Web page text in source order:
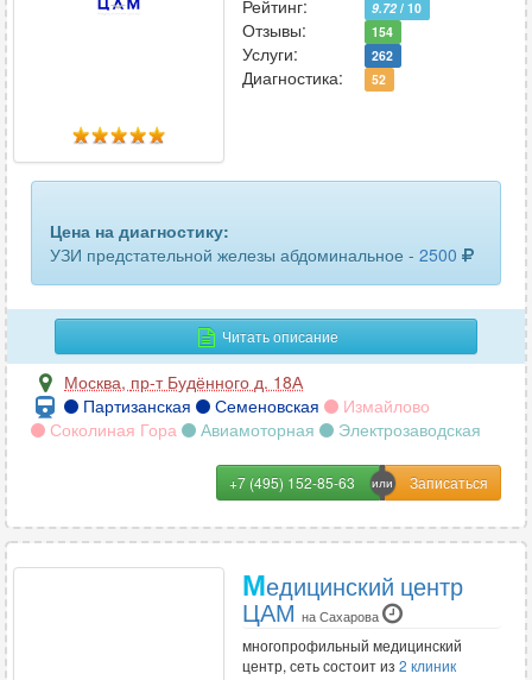
мочевого пузыря
мочеточников 73
мягких тканей
мягких тканей лица
мягких тканей шеи 91
надпочечников
органов брюшной полости 392
284
органов малого таза трансвагинальное 280
органов мошонки
Рейтинг:
9.72 / 10
Отзывы: 154
Услуги: 262
Диагностика: 52
Цена на диагностику:
УЗИ предстательной железы абдоминальное - 2500
Читать описание
Москва, пр-т Будённого д. 18А
Партизанская
Семеновская
Измайлово
Соколиная Гора
Авиамоторная Электрозаводская
+7 (495) 152-85-63
Медицинский центр
ЦАМ на Сахарова
многопрофильный медицинский
центр, сеть состоит из 2 клиник